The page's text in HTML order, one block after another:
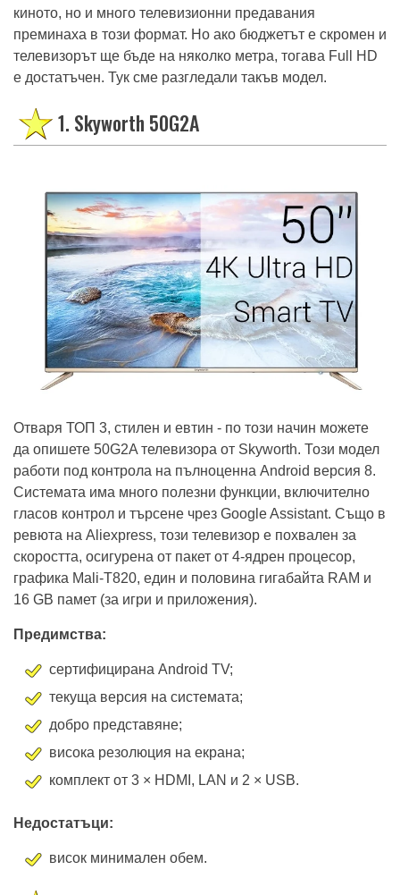
оптимално е да изберете 4K, защото сега не само
киното, но и много телевизионни предавания
преминаха в този формат. Но ако бюджетът е скромен и
телевизорът ще бъде на няколко метра, тогава Full HD
1. Skyworth 50G2A
Отваря ТОП 3, стилен и евтин - по този начин можете
да опишете 50G2A телевизора от Skyworth. Този модел
работи под контрола на пълноценна Android версия 8.
Системата има много полезни функции, включително
гласов контрол и търсене чрез Google Assistant. Също в
ревюта на Aliexpress, този телевизор е похвален за
скоростта, осигурена от пакет от 4-ядрен процесор,
графика Mali-T820, един и половина гигабайта RAM и
сертифицирана Android TV;
текуща версия на системата;
добро представяне;
висока резолюция на екрана;